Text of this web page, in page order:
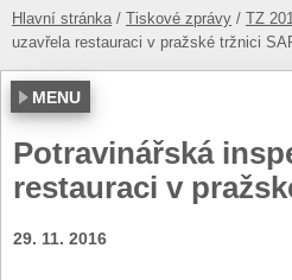
Hlavní stránka Tiskové zprávy TZ
uzavřela restauraci v pražské tržnici
MENU
Potravinářská
restauraci v
29. 11. 2016